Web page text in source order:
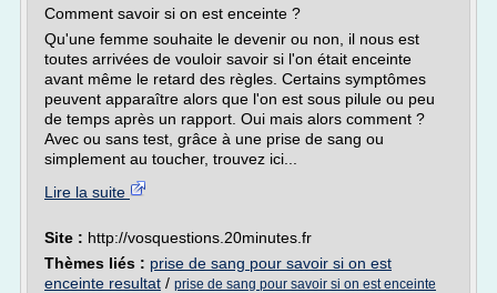
Comment savoir si on est enceinte ?
Qu'une femme souhaite le devenir ou non, il nous est
toutes arrivées de vouloir savoir si l'on était enceinte
avant même le retard des règles. Certains symptômes
peuvent apparaître alors que l'on est sous pilule ou peu
de temps après un rapport. Oui mais alors comment ?
Avec ou sans test, grâce à une prise de sang ou
simplement au toucher, trouvez ici...
Lire la suite
Site : http://vosquestions.20minutes.fr
Thèmes liés : prise de sang pour savoir si on est
enceinte resultat / prise de sang pour savoir si on est enceinte